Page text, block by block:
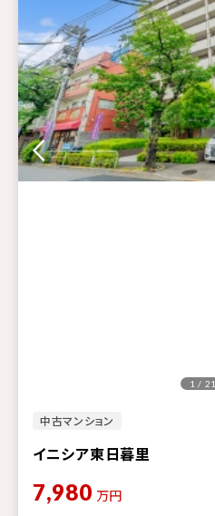
中古マンション
イニシア東日暮里
1 / 21
7,980 万円